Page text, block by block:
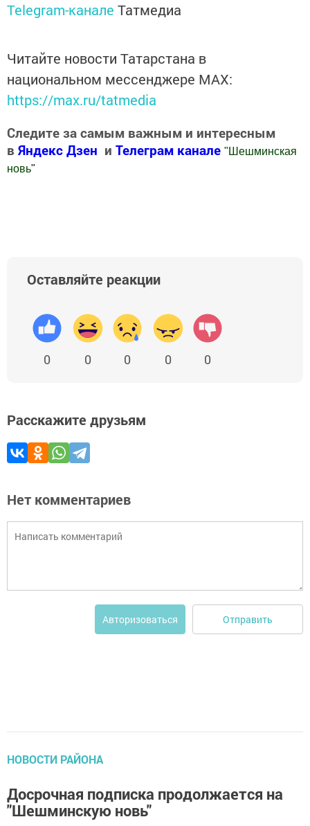
Telegram-канале Татмедиа
Читайте новости Татарстана в
национальном мессенджере MАХ:
https://max.ru/tatmedia
Следите за самым важным и интересным
в Яндекс Дзен и Телеграм канале " Шешминская
новь"
Оставляйте реакции
0 0 0 0 0
Расскажите друзьям
Нет комментариев
Авторизоваться Отправить
НОВОСТИ РАЙОНА
Досрочная подписка продолжается на
"Шешминскую новь"